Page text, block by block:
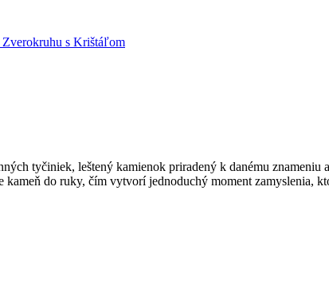
s Krištáľom
tyčiniek, leštený kamienok priradený k danému
do ruky, čím vytvorí jednoduchý moment zamyslenia,